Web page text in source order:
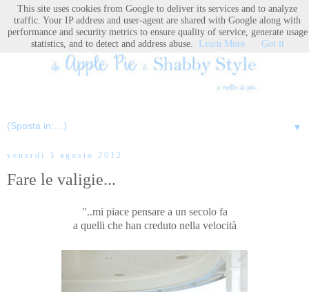
▼
venerdì 3 agosto 2012
Fare le valigie...
"..mi piace pensare a un secolo fa
a quelli che han creduto nella velocità
This site uses cookies from Google to deliver its services and to analyze
traffic. Your IP address and user-agent are shared with Google along with
performance and security metrics to ensure quality of service, generate usage
statistics, and to detect and address abuse.
Learn More Got it